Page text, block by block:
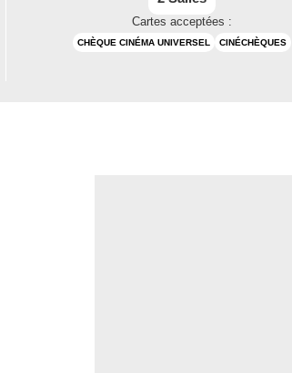
Cartes acceptées :
CHÈQUE CINÉMA UNIVERSEL CINÉCHÈQUES